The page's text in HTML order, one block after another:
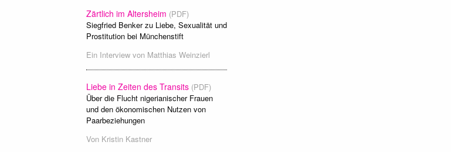
Zärtlich im Altersheim (PDF)
Siegfried Benker zu Liebe, Sexualität und
Prostitution bei Münchenstift
Ein Interview von Matthias Weinzierl
Liebe in Zeiten des Transits (PDF)
Über die Flucht nigerianischer Frauen
und den ökonomischen Nutzen von
Paarbeziehungen
Von Kristin Kastner